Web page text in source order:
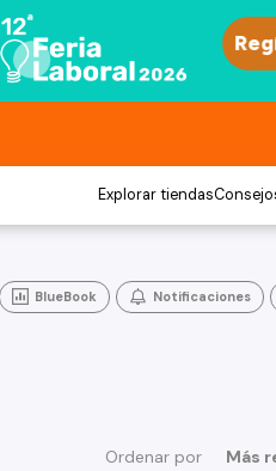
Explorar tiendas
BlueBook Notificaciones
Ordenar por Más